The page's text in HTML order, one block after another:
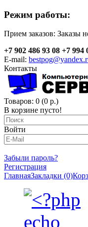
Режим работы:
Прием заказов: Заказы
+7 902 486 93 08 +7 994
E-mail:
Контакты
Товаров: 0 (0 р.)
В корзине пусто!
Войти
Забыли пароль?
Регистрация
ГлавнаяЗакладки (0)